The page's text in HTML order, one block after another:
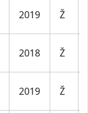
2019 Ž
2018 Ž
2019 Ž